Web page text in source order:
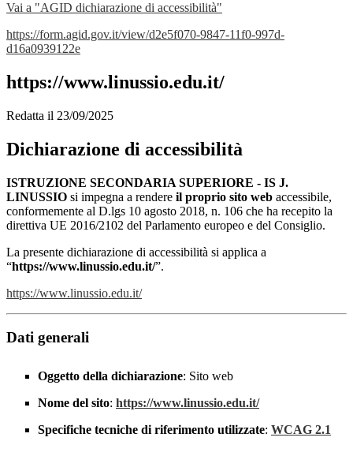
Vai a "AGID dichiarazione di accessibilità"
https://form.agid.gov.it/view/d2e5f070-9847-11f0-997d-
d16a0939122e
https://www.linussio.edu.it/
Redatta il 23/09/2025
Dichiarazione di accessibilità
ISTRUZIONE SECONDARIA SUPERIORE - IS J.
LINUSSIO si impegna a rendere il proprio sito web accessibile,
conformemente al D.lgs 10 agosto 2018, n. 106 che ha recepito la
direttiva UE 2016/2102 del Parlamento europeo e del Consiglio.
La presente dichiarazione di accessibilità si applica a
“https://www.linussio.edu.it/”.
https://www.linussio.edu.it/
Dati generali
Oggetto della dichiarazione: Sito web
Nome del sito: https://www.linussio.edu.it/
Specifiche tecniche di riferimento utilizzate: WCAG 2.1